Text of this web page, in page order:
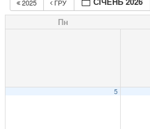
2025 ГРУ
Пн
5